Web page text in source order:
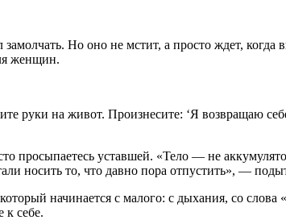
Но оно не мстит, а просто ждет,
женщин.
руки на живот. Произнесите: ‘Я возвращаю
просыпаетесь уставшей. «Тело — не
носить то, что давно пора отпустить», —
начинается с малого: с дыхания, со
к себе.